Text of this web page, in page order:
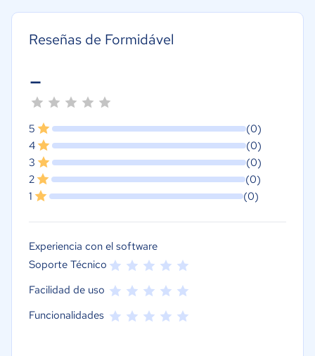
Reseñas de Formidável
-
5
(0)
4
(0)
3
(0)
2
(0)
1
(0)
Experiencia con el software
Soporte Técnico
Facilidad de uso
Funcionalidades